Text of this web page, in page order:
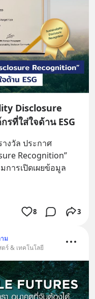
Disclosure
รที่ใส่ใจด้าน ESG
งวัล ประกาศ
Recognition”
ารเปิดเผยข้อมูล
8 3
ม
ร์ & เทคโนโลยี